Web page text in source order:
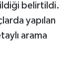
belirtildi.
yapılan
arama